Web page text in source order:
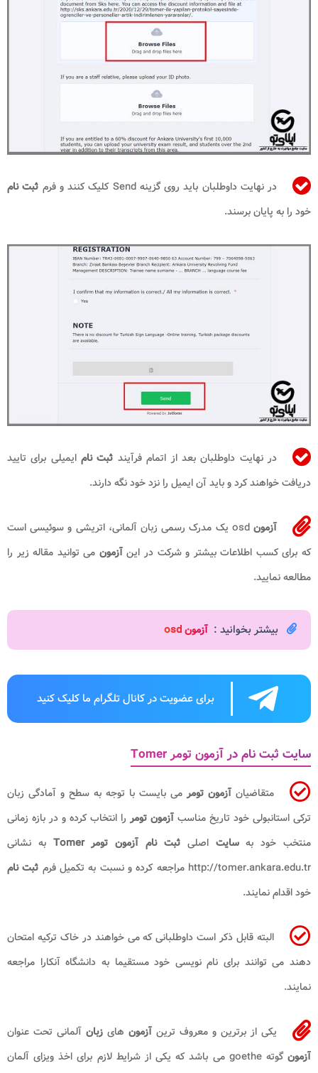
در نهایت داوطلبان باید روی گزینهSend کلیک کنند و فرم ثبت نام
خود را به پایان برسند.
در نهایت داوطلبان بعد از اتمام فرآیند ثبت نامایمیلی برای تایید
دریافت خواهند کرد و باید آن ایمیل را نزد خود نگه دارند.
آزمون
osd یک مدرک رسمی زبان آلمانی، اتریشی و سوئیسی است
که برای کسب اطلاعات بیشتر و شرکت در اینآزمون می توانید مقاله زیر را
مطالعه نمایید.
بیشتر بخوانید : آزمون osd
برای عضویت در کانال تلگرام ما کلیک کنید
سایت ثبت نام در آزمون تومر Tomer
متقاضیان آزمون تومر می بایست با توجه به سطح و آمادگی زبان
ترکی استانبولی خود تاریخ مناسب آزمون تومر را انتخاب کرده و در بازه زمانی
منتخب خود بهسایتاصلیثبت نام آزمون تومرTomer به نشانی
http://tomer.ankara.edu.tr مراجعه کرده و نسبت به تکمیل فرم ثبت نام
خود اقدام نمایند.
البته قابل ذکر است داوطلبانی که می خواهند در خاک ترکیه امتحان
دهند می توانند برای نام نویسی خود مستقیما به دانشگاه آنکارا مراجعه
نمایند.
یکی از برترین و معروف ترین آزمون های زبان آلمانی تحت عنوان
آزمون
گوته goethe می باشد که یکی از شرایط لازم برای اخذ ویزای آلمان